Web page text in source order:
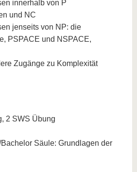
innerhalb von P
und NC
jenseits von NP: die
PSPACE und NSPACE,
Zugänge zu Komplexität
2 SWS Übung
Bachelor Säule: Grundlagen der